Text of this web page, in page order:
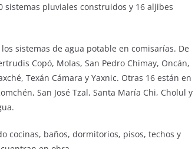
sistemas pluviales construidos y 16 aljibes
sistemas de agua potable en comisarías. De
Copó, Molas, San Pedro Chimay, Oncán,
Texán Cámara y Yaxnic. Otras 16 están en
San José Tzal, Santa María Chi, Cholul y
cocinas, baños, dormitorios, pisos, techos y